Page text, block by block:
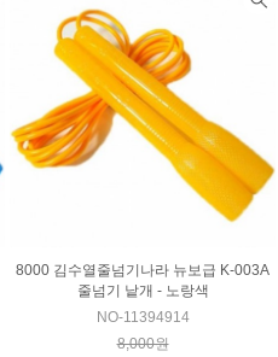
8000 김수열줄넘기나라 뉴보급 K-003A
줄넘기 낱개 - 노랑색
NO-11394914
8,000원